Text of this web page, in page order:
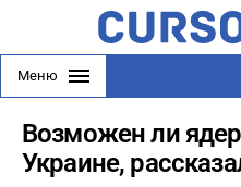
Меню
Возможен ли
Украине,